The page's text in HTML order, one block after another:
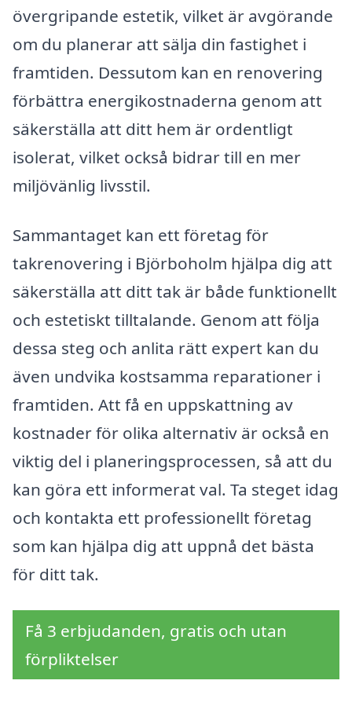
övergripande estetik, vilket är avgörande
om du planerar att sälja din fastighet i
framtiden. Dessutom kan en renovering
förbättra energikostnaderna genom att
säkerställa att ditt hem är ordentligt
isolerat, vilket också bidrar till en mer
miljövänlig livsstil.
Sammantaget kan ett företag för
takrenovering i Björboholm hjälpa dig att
säkerställa att ditt tak är både funktionellt
och estetiskt tilltalande. Genom att följa
dessa steg och anlita rätt expert kan du
även undvika kostsamma reparationer i
framtiden. Att få en uppskattning av
kostnader för olika alternativ är också en
viktig del i planeringsprocessen, så att du
kan göra ett informerat val. Ta steget idag
och kontakta ett professionellt företag
som kan hjälpa dig att uppnå det bästa
för ditt tak.
Få 3 erbjudanden, gratis och utan
förpliktelser